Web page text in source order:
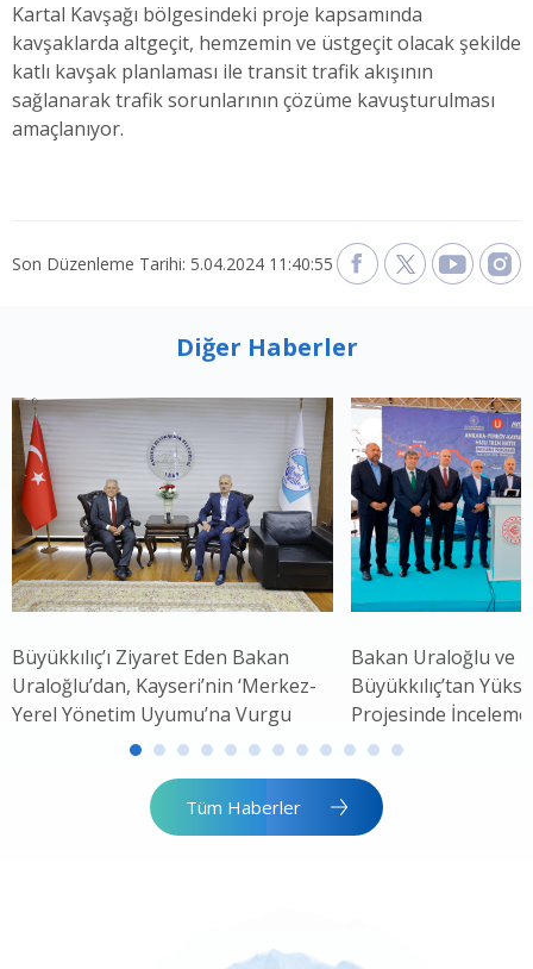
Kartal Kavşağı bölgesindeki proje kapsamında
kavşaklarda altgeçit, hemzemin ve üstgeçit olacak şekilde
katlı kavşak planlaması ile transit trafik akışının
sağlanarak trafik sorunlarının çözüme kavuşturulması
amaçlanıyor.
Son Düzenleme Tarihi: 5.04.2024 11:40:55
Diğer Haberler
Büyükkılıç’ı Ziyaret Eden Bakan
Uraloğlu’dan, Kayseri’nin ‘Merkez-
Yerel Yönetim Uyumu’na Vurgu
Bakan Uraloğlu ve
Büyükkılıç’tan
Projesinde İnceleme
Tüm Haberler